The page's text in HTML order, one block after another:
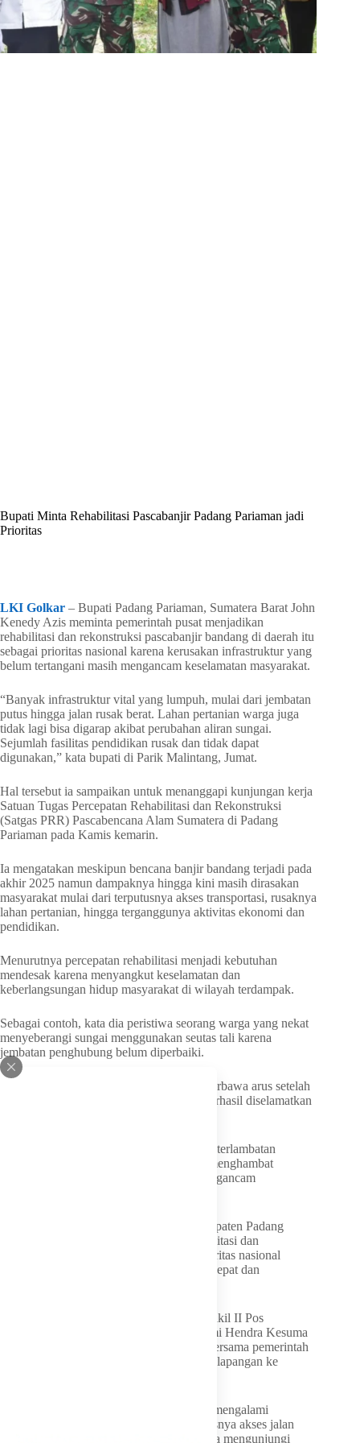
Bupati Minta Rehabilitasi Pascabanjir Padang Pariaman jadi
Prioritas
LKI Golkar – Bupati Padang Pariaman, Sumatera Barat John
Kenedy Azis meminta pemerintah pusat menjadikan
rehabilitasi dan rekonstruksi pascabanjir bandang di daerah itu
sebagai prioritas nasional karena kerusakan infrastruktur yang
belum tertangani masih mengancam keselamatan masyarakat.
“Banyak infrastruktur vital yang lumpuh, mulai dari jembatan
putus hingga jalan rusak berat. Lahan pertanian warga juga
tidak lagi bisa digarap akibat perubahan aliran sungai.
Sejumlah fasilitas pendidikan rusak dan tidak dapat
digunakan,” kata bupati di Parik Malintang, Jumat.
Hal tersebut ia sampaikan untuk menanggapi kunjungan kerja
Satuan Tugas Percepatan Rehabilitasi dan Rekonstruksi
(Satgas PRR) Pascabencana Alam Sumatera di Padang
Pariaman pada Kamis kemarin.
Ia mengatakan meskipun bencana banjir bandang terjadi pada
akhir 2025 namun dampaknya hingga kini masih dirasakan
masyarakat mulai dari terputusnya akses transportasi, rusaknya
lahan pertanian, hingga terganggunya aktivitas ekonomi dan
pendidikan.
Menurutnya percepatan rehabilitasi menjadi kebutuhan
mendesak karena menyangkut keselamatan dan
keberlangsungan hidup masyarakat di wilayah terdampak.
Sebagai contoh, kata dia peristiwa seorang warga yang nekat
menyeberangi sungai menggunakan seutas tali karena
jembatan penghubung belum diperbaiki.
Warga tersebut, lanjutnya sempat hanyut terbawa arus setelah
kehilangan pegangan sebelum akhirnya berhasil diselamatkan
“Peristiwa ini menjadi pengingat bahwa keterlambatan
pembangunan infrastruktur bukan hanya menghambat
aktivitas masyarakat, tetapi juga dapat mengancam
Oleh karena itu, kata dia Pemerintah Kabupaten Padang
Pariaman berharap sejumlah usulan rehabilitasi dan
rekonstruksi dapat masuk dalam skala prioritas nasional
sehingga proses pemulihan berjalan lebih cepat dan
Kunjungan Satgas PRR yang dipimpin Wakil II Pos
Komando Satgas PRR Kolonel Inf. Tamimi Hendra Kesuma
tersebut diawali dengan rapat koordinasi bersama pemerintah
daerah dan dilanjutkan dengan peninjauan lapangan ke
Tim meninjau kawasan Asam Pulau yang mengalami
kerusakan akibat aliran sungai dan terputusnya akses jalan
menuju PLTA Singkarak. Rombongan juga mengunjungi